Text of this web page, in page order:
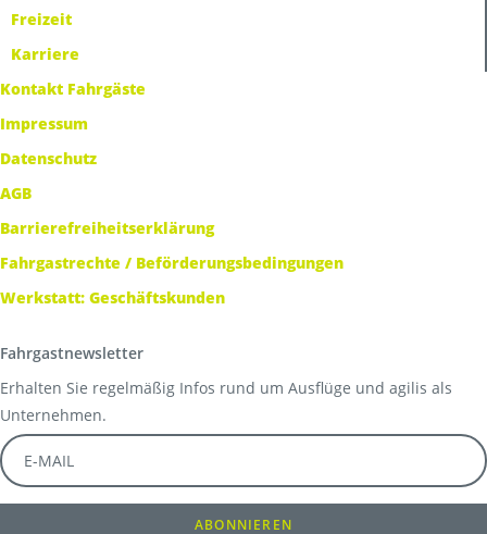
Freizeit
Karriere
Kontakt Fahrgäste
Impressum
Datenschutz
AGB
Barrierefreiheitserklärung
Fahrgastrechte / Beförderungsbedingungen
Werkstatt: Geschäftskunden
Fahrgastnewsletter
Erhalten Sie regelmäßig Infos rund um Ausflüge und agilis als
Unternehmen.